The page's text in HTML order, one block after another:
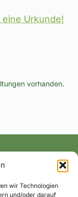
wir Technologien
und/oder darauf
Urkunde!
vorhanden.